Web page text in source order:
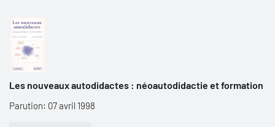
Les nouveaux autodidactes : néoautodidactie et formation
Parution: 07 avril 1998